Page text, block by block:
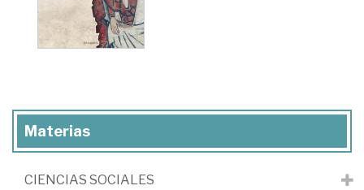
Materias
CIENCIAS SOCIALES